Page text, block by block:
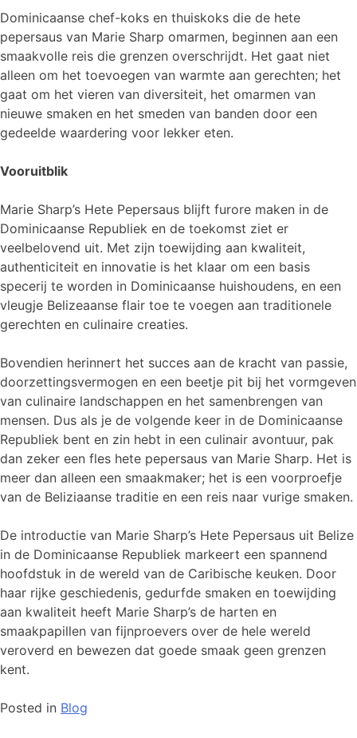
Dominicaanse chef-koks en thuiskoks die de hete
pepersaus van Marie Sharp omarmen, beginnen aan een
smaakvolle reis die grenzen overschrijdt. Het gaat niet
alleen om het toevoegen van warmte aan gerechten; het
gaat om het vieren van diversiteit, het omarmen van
nieuwe smaken en het smeden van banden door een
gedeelde waardering voor lekker eten.
Vooruitblik
Marie Sharp’s Hete Pepersaus blijft furore maken in de
Dominicaanse Republiek en de toekomst ziet er
veelbelovend uit. Met zijn toewijding aan kwaliteit,
authenticiteit en innovatie is het klaar om een basis
specerij te worden in Dominicaanse huishoudens, en een
vleugje Belizeaanse flair toe te voegen aan traditionele
gerechten en culinaire creaties.
Bovendien herinnert het succes aan de kracht van passie,
doorzettingsvermogen en een beetje pit bij het vormgeven
van culinaire landschappen en het samenbrengen van
mensen. Dus als je de volgende keer in de Dominicaanse
Republiek bent en zin hebt in een culinair avontuur, pak
dan zeker een fles hete pepersaus van Marie Sharp. Het is
meer dan alleen een smaakmaker; het is een voorproefje
van de Beliziaanse traditie en een reis naar vurige smaken.
De introductie van Marie Sharp’s Hete Pepersaus uit Belize
in de Dominicaanse Republiek markeert een spannend
hoofdstuk in de wereld van de Caribische keuken. Door
haar rijke geschiedenis, gedurfde smaken en toewijding
aan kwaliteit heeft Marie Sharp’s de harten en
smaakpapillen van fijnproevers over de hele wereld
veroverd en bewezen dat goede smaak geen grenzen
kent.
Posted in Blog